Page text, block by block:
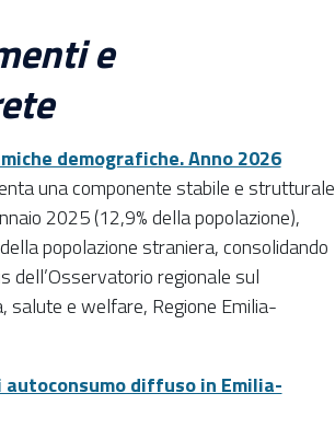
e
demografiche. Anno 2026
una componente stabile e strutturale
2025 (12,9% della popolazione),
popolazione straniera, consolidando
dell’Osservatorio regionale sul
salute e welfare, Regione Emilia-
diffuso in Emilia-